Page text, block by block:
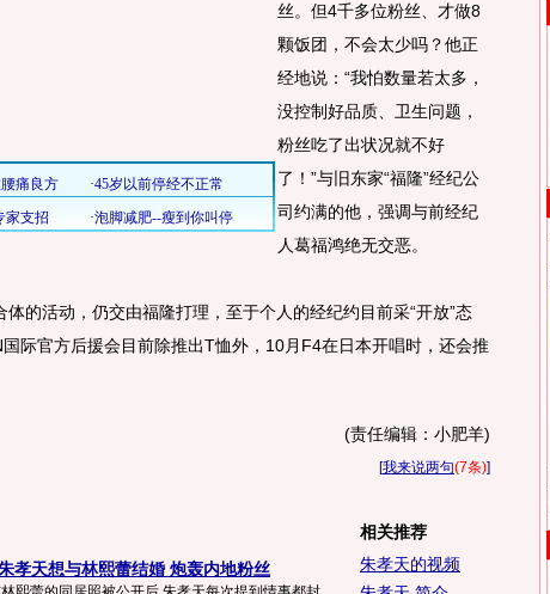
丝。但4千多位粉丝、才做8
颗饭团，不会太少吗？他正
经地说：“我怕数量若太多，
没控制好品质、卫生问题，
粉丝吃了出状况就不好
了！”与旧东家“福隆”经纪公
司约满的他，强调与前经纪
人葛福鸿绝无交恶。
活动，仍交由福隆打理，至于个人的经纪约目前采“开放”态
际官方后援会目前除推出T恤外，10月F4在日本开唱时，还会推
(责任编辑：小肥羊)
[我来说两句(7条)]
孝天想与林熙蕾结婚 炮轰内地粉丝
相关推荐
朱孝天的视频